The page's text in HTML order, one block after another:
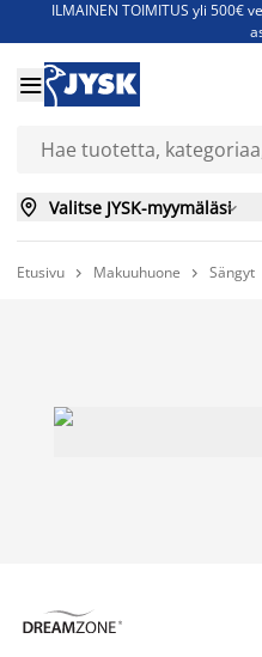
ILMAINEN TOIMITUS yli 500€
Jenkkisänkyjä -

 Valitse JYSK-myymäläsi
Etusivu  Makuuhuone  Sängyt